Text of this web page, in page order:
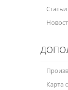
Статьи
Карта